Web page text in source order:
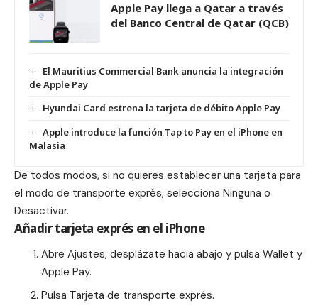
Apple Pay llega a Qatar a través
del Banco Central de Qatar (QCB)
El Mauritius Commercial Bank anuncia la integración
de Apple Pay
Hyundai Card estrena la tarjeta de débito Apple Pay
Apple introduce la función Tap to Pay en el iPhone en
Malasia
De todos modos, si no quieres establecer una tarjeta para
el modo de transporte exprés, selecciona Ninguna o
Desactivar.
Añadir tarjeta exprés en el iPhone
Abre Ajustes, desplázate hacia abajo y pulsa Wallet y
Apple Pay.
Pulsa Tarjeta de transporte exprés.